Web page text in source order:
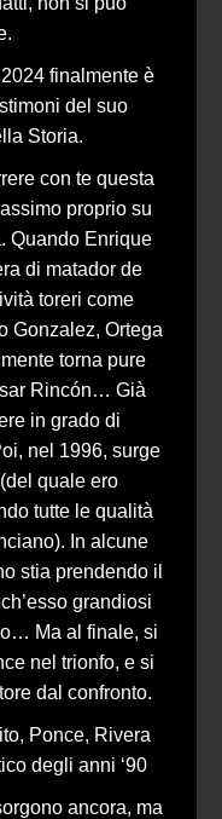
finalmente è
del suo
Storia.
con te questa
proprio su
Quando Enrique
di matador de
toreri come
Gonzalez, Ortega
torna pure
Rincón… Già
in grado di
nel 1996, surge
quale ero
tutte le qualità
In alcune
stia prendendo il
grandiosi
Ma al finale, si
nel trionfo, e si
dal confronto.
Ponce, Rivera
degli anni ‘90
ancora, ma